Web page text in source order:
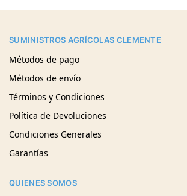
SUMINISTROS AGRÍCOLAS CLEMENTE
Métodos de pago
Métodos de envío
Términos y Condiciones
Política de Devoluciones
Condiciones Generales
Garantías
QUIENES SOMOS